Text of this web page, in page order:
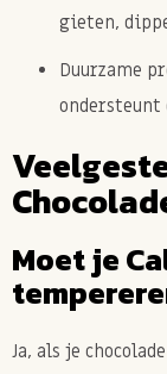
gieten,
Duurzame
ondersteunt
Moet je
Ja, als je